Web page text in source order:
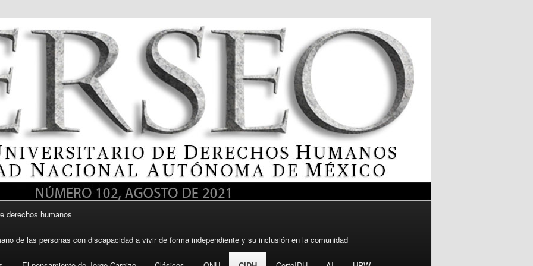
UNAM
derechos humanos
de las personas con discapacidad a vivir de forma independiente y su inclusión en la comunidad